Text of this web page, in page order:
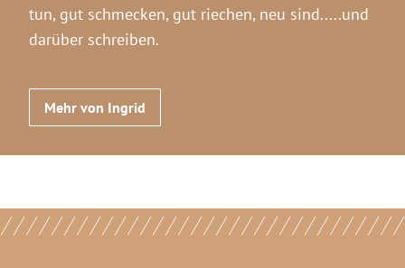
tun, gut schmecken, gut riechen, neu sind.....und
darüber schreiben.
Mehr von Ingrid